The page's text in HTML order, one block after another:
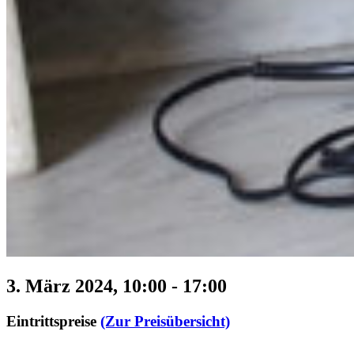
3. März 2024, 10:00 - 17:00
Eintrittspreise (Zur Preisübersicht)